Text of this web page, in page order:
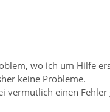
wo ich um Hilfe
keine Probleme.
einen